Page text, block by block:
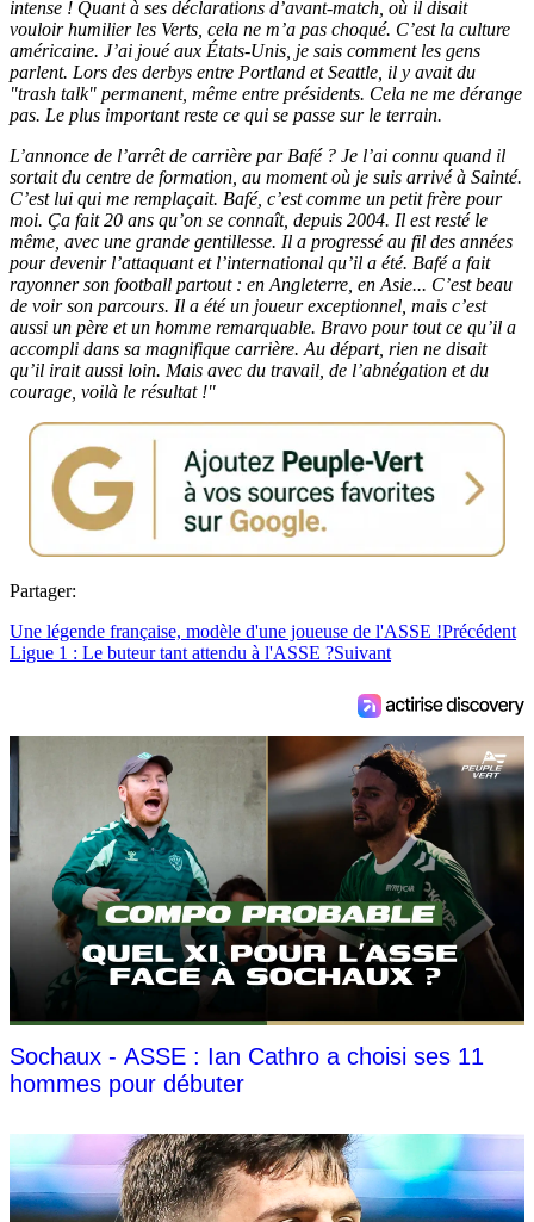
intense ! Quant à ses déclarations d’avant-match, où il disait
vouloir humilier les Verts, cela ne m’a pas choqué. C’est la culture
américaine. J’ai joué aux États-Unis, je sais comment les gens
parlent. Lors des derbys entre Portland et Seattle, il y avait du
"trash talk" permanent, même entre présidents. Cela ne me dérange
pas. Le plus important reste ce qui se passe sur le terrain.
L’annonce de l’arrêt de carrière par Bafé ? Je l’ai connu quand il
sortait du centre de formation, au moment où je suis arrivé à Sainté.
C’est lui qui me remplaçait. Bafé, c’est comme un petit frère pour
moi. Ça fait 20 ans qu’on se connaît, depuis 2004. Il est resté le
même, avec une grande gentillesse. Il a progressé au fil des années
pour devenir l’attaquant et l’international qu’il a été. Bafé a fait
rayonner son football partout : en Angleterre, en Asie... C’est beau
de voir son parcours. Il a été un joueur exceptionnel, mais c’est
aussi un père et un homme remarquable. Bravo pour tout ce qu’il a
accompli dans sa magnifique carrière. Au départ, rien ne disait
qu’il irait aussi loin. Mais avec du travail, de l’abnégation et du
courage, voilà le résultat !"
Partager:
Une légende française, modèle d'une joueuse de l'ASSE !Précédent
Ligue 1 : Le buteur tant attendu à l'ASSE ?Suivant
Sochaux - ASSE : Ian Cathro a choisi ses 11
hommes pour débuter